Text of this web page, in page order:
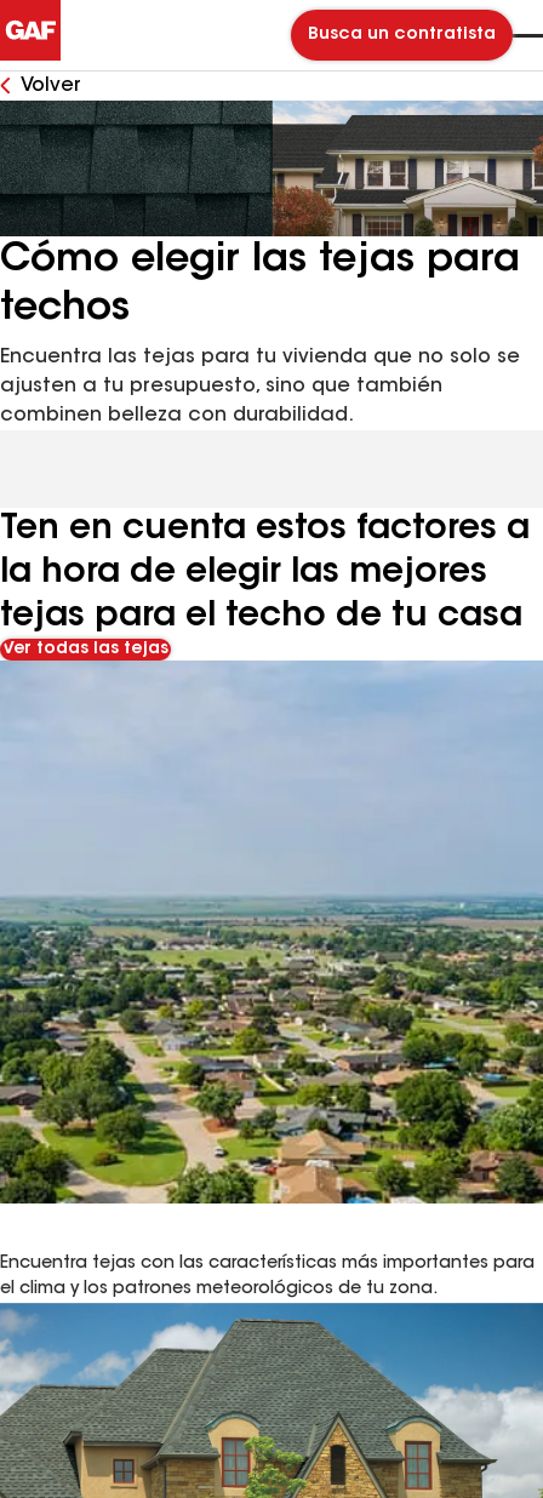
Busca un contratista
Volver
Cómo elegir las tejas para
techos
Encuentra las tejas para tu vivienda que no solo se
ajusten a tu presupuesto, sino que también
combinen belleza con durabilidad.
Ten en cuenta estos factores a
la hora de elegir las mejores
tejas para el techo de tu casa
Ver todas las tejas
Encuentra tejas con las características más importantes para
el clima y los patrones meteorológicos de tu zona.